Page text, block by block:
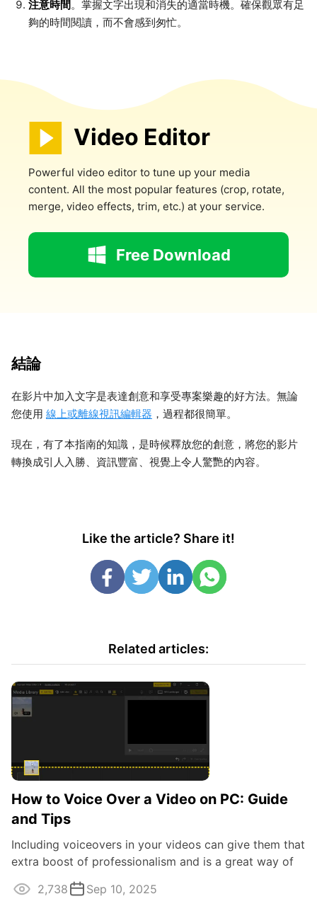
注意時間。掌握文字出現和消失的適當時機。確保觀眾有足
夠的時間閱讀，而不會感到匆忙。
Video Editor
Powerful video editor to tune up your media
content. All the most popular features (crop, rotate,
merge, video effects, trim, etc.) at your service.
Free Download
結論
在影片中加入文字是表達創意和享受專案樂趣的好方法。無論
您使用 線上或離線視訊編輯器 ，過程都很簡單。
現在，有了本指南的知識，是時候釋放您的創意，將您的影片
轉換成引人入勝、資訊豐富、視覺上令人驚艷的內容。
Like the article? Share it!
Related articles:
How to Voice Over a Video on PC: Guide
and Tips
Including voiceovers in your videos can give them that
extra boost of professionalism and is a great way of
improving the quality of the ...
2,738 Sep 10, 2025